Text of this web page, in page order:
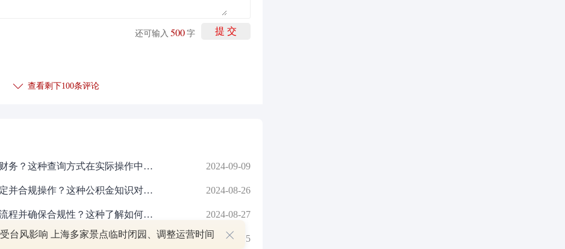
提 交
还可输入 500 字
查看剩下100条评论
如何查询住房公积金以规划财务？这种查询方式在实际操作中有哪些技巧？ 2024-09-09
如何了解单公积金的缴纳规定并合规操作？这种公积金知识对个人福利有何帮助？ 2024-08-26
如何了解企业缴纳公积金的流程并确保合规性？这种了解如何影响员工的福利和权益？ 2024-08-27
如何合并公积金账户并确保财产公证的有效性？这种合并和公证过程有哪些潜在的法律风险？ 2024-09-15
受台风影响 上海多家景点临时闭园、调整运营时间